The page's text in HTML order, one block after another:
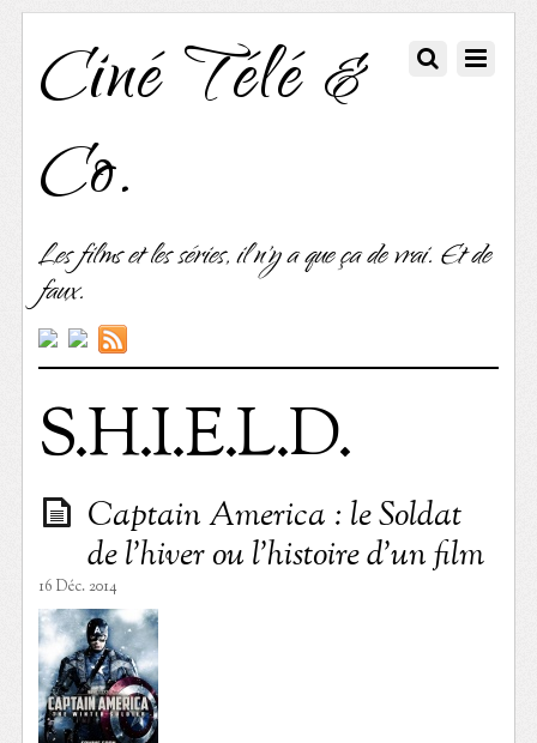
Ciné Télé &
Co.
Les films et les séries, il n'y a que ça de vrai. Et de
faux.
S.H.I.E.L.D.
Captain America : le Soldat
de l’hiver ou l’histoire d’un film
16 Déc. 2014